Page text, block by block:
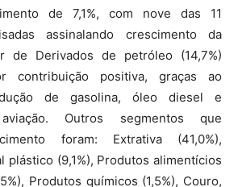
de 7,1%, com nove das 11
assinalando crescimento da
de Derivados de petróleo (14,7%)
contribuição positiva, graças ao
de gasolina, óleo diesel e
Outros segmentos que
foram: Extrativa (41,0%),
plástico (9,1%), Produtos alimentícios
Produtos químicos (1,5%), Couro,